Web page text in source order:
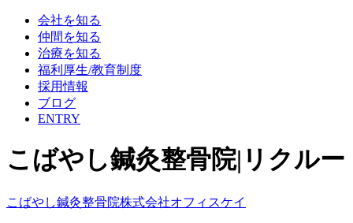
会社を知る
仲間を知る
治療を知る
福利厚生/教育制度
採用情報
ブログ
ENTRY
こばやし鍼灸整骨院|リクル
こばやし鍼灸整骨院株式会社オフィスケイ